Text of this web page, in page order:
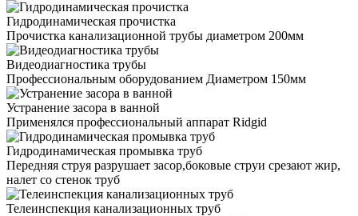
Гидродинамическая прочистка
Прочистка канализационной трубы диаметром 200мм
Видеодиагностика трубы
Профессиональным оборудованием Диаметром 150мм
Устранение засора в ванной
Применялся профессиональный аппарат Ridgid
Гидродинамическая промывка труб
Передняя струя разрушает засор,боковые струи срезают жир,
налет со стенок труб
Телеинспекция канализационных труб